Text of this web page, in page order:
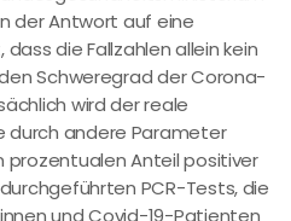
der Antwort auf eine
die Fallzahlen allein kein
Schweregrad der Corona-
wird der reale
durch andere Parameter
Anteil positiver
PCR-Tests, die